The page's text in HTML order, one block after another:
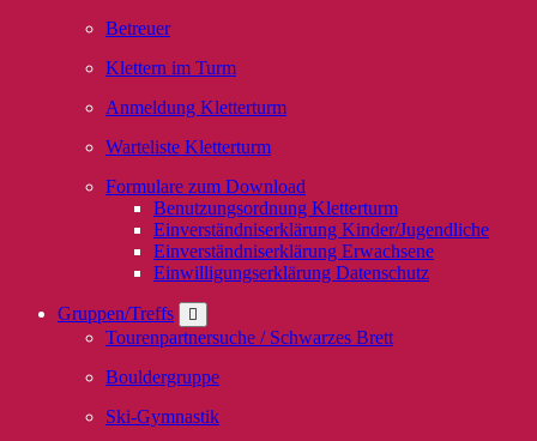
Betreuer
Klettern im Turm
Anmeldung Kletterturm
Warteliste Kletterturm
Formulare zum Download
Benutzungsordnung Kletterturm
Einverständniserklärung Kinder/Jugendliche
Einverständniserklärung Erwachsene
Einwilligungserklärung Datenschutz
Gruppen/Treffs
Tourenpartnersuche / Schwarzes Brett
Bouldergruppe
Ski-Gymnastik